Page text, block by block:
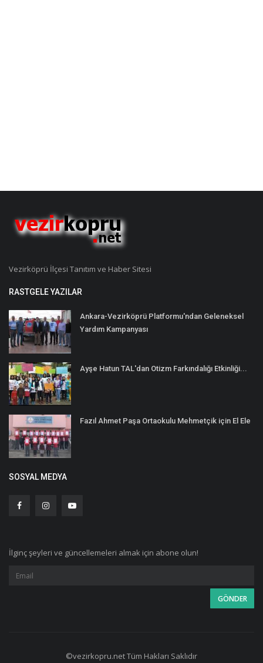
Vezirköprü İlçesi Tanıtım ve Haber Sitesi
RASTGELE YAZILAR
Ankara-Vezirköprü Platformu'ndan Geleneksel
Yardım Kampanyası
Ayşe Hatun TAL'dan Otizm Farkındalığı Etkinliği...
Fazıl Ahmet Paşa Ortaokulu Mehmetçik için El Ele
SOSYAL MEDYA
İlginç şeyleri ve güncellemeleri almak için abone olun!
©vezirkopru.net Tüm Hakları Saklıdır